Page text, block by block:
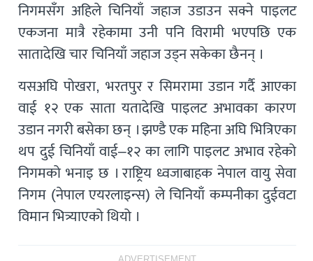
निगमसँग अहिले चिनियाँ जहाज उडाउन सक्ने पाइलट
एकजना मात्रै रहेकामा उनी पनि विरामी भएपछि एक
सातादेखि चार चिनियाँ जहाज उड्न सकेका छैनन् ।
यसअघि पोखरा, भरतपुर र सिमरामा उडान गर्दै आएका
वाई १२ एक साता यतादेखि पाइलट अभावका कारण
उडान नगरी बसेका छन् । झण्डै एक महिना अघि भित्रिएका
थप दुई चिनियाँ वाई–१२ का लागि पाइलट अभाव रहेको
निगमको भनाइ छ । राष्ट्रिय ध्वजाबाहक नेपाल वायु सेवा
निगम (नेपाल एयरलाइन्स) ले चिनियाँ कम्पनीका दुईवटा
विमान भित्र्याएको थियो ।